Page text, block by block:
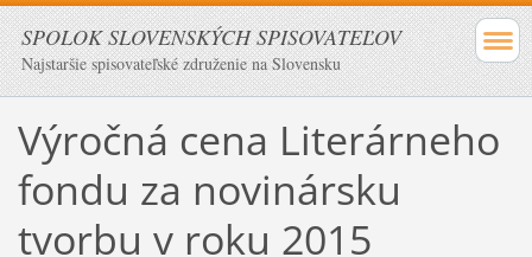
SPOLOK SLOVENSKÝCH SPISOVATEĽOV
Najstaršie spisovateľské združenie na Slovensku
Výročná cena Literárneho
fondu za novinársku
tvorbu v roku 2015